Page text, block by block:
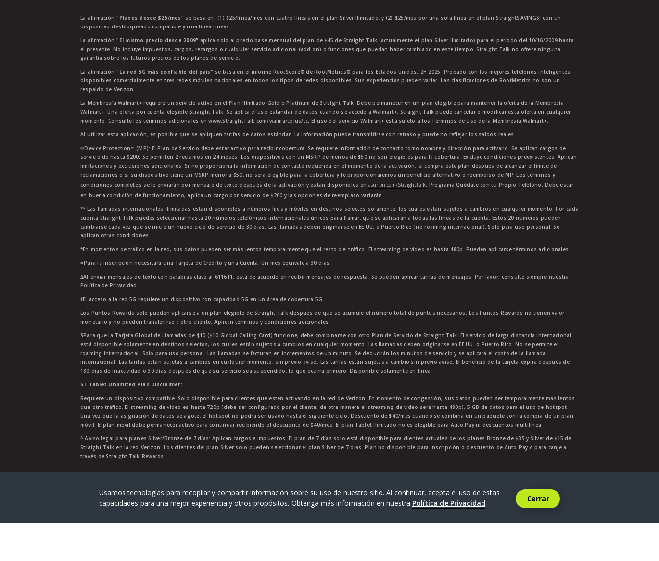
La afirmación"Planes desde $25/mes" se basa en: (1) $25/línea/mes con cuatro líneas en el plan Silver Ilimitado; y (2) $25/mes por una sola línea en el plan StraightSAVINGS! con un
dispositivo desbloqueado compatible y una línea nueva.
La afirmación"El mismo precio desde 2009" aplica solo al precio base mensual del plan de $45 de Straight Talk (actualmente el plan Silver Ilimitado) para el periodo del 10/16/2009 hasta
el presente. No incluye impuestos, cargos, recargos o cualquier servicio adicional (add on) o funciones que puedan haber cambiado en este tiempo. Straight Talk no ofrece ninguna
garantía sobre los futuros precios de los planes de servicio.
La afirmación"La red 5G más confiable del país" se basa en el informe RootScore® de RootMetrics® para los Estados Unidos: 2H 2025. Probado con los mejores teléfonos inteligentes
disponibles comercialmente en tres redes móviles nacionales en todos los tipos de redes disponibles. Sus experiencias pueden variar. Las clasificaciones de RootMetrics no son un
respaldo de Verizon.
La Membresía Walmart+ requiere un servicio activo en el Plan Ilimitado Gold o Platinum de Straight Talk. Debe permanecer en un plan elegible para mantener la oferta de la Membresía
Walmart+. Una oferta por cuenta elegible Straight Talk. Se aplica el uso estándar de datos cuando se accede a Walmart+. Straight Talk puede cancelar o modificar esta oferta en cualquier
momento. Consulte los términos adicionales en www.StraightTalk.com/walmartplus/tc. El uso del servicio Walmart+ está sujeto a los Términos de Uso de la Membresía Walmart+.
Al utilizar esta aplicación, es posible que se apliquen tarifas de datos estándar. La información puede transmitirse con retraso y puede no reflejar los saldos reales.
ŧŧDevice Protection™ (MP): El Plan de Servicio debe estar activo para recibir cobertura. Se requiere información de contacto como nombre y dirección para activarlo. Se aplican cargos de
servicio de hasta $200. Se permiten 2 reclamos en 24 meses. Los dispositivos con un MSRP de menos de $50 no son elegibles para la cobertura. Excluye condiciones preexistentes. Aplican
limitaciones y exclusiones adicionales. Si no proporciona la información de contacto requerida en el momento de la activación, si compra este plan después de alcanzar el límite de
reclamaciones o si su dispositivo tiene un MSRP menor a $50, no será elegible para la cobertura y le proporcionaremos un beneficio alternativo o reembolso de MP. Los términos y
condiciones completos se le enviarán por mensaje de texto después de la activación y están disponibles enasurion.com/StraightTalk. Programa Quédate con tu Propio Teléfono: Debe estar
en buena condición de funcionamiento, aplica un cargo por servicio de $200 y las opciones de reemplazo variarán.
** Las llamadas internacionales ilimitadas están disponibles a números fijos y móviles en destinos selectos solamente, los cuales están sujetos a cambios en cualquier momento. Por cada
cuenta Straight Talk puedes seleccionar hasta 20 números telefónicos internacionales únicos para llamar, que se aplicarán a todas las líneas de la cuenta. Estos 20 números pueden
cambiarse cada vez que se inicie un nuevo ciclo de servicio de 30 días. Las llamadas deben originarse en EE.UU. o Puerto Rico (no roaming internacional). Sólo para uso personal. Se
aplican otras condiciones.
*En momentos de tráfico en la red, sus datos pueden ser más lentos temporalmente que el resto del tráfico. El streaming de video es hasta 480p. Pueden aplicarse términos adicionales.
∞Para la inscripción necesitará una Tarjeta de Credito y una Cuenta, Un mes equivale a 30 dias.
∆Al enviar mensajes de texto con palabras clave al 611611, está de acuerdo en recibir mensajes de respuesta. Se pueden aplicar tarifas de mensajes. Por favor, consulte siempre nuestra
Política de Privacidad.
†El acceso a la red 5G requiere un dispositivo con capacidad 5G en un área de cobertura 5G.
Los Puntos Rewards solo pueden aplicarse a un plan elegible de Straight Talk después de que se acumule el número total de puntos necesarios. Los Puntos Rewards no tienen valor
monetario y no pueden transferirse a otro cliente. Aplican términos y condiciones adicionales.
§Para que la Tarjeta Global de Llamadas de $10 ($10 Global Calling Card) funcione, debe combinarse con otro Plan de Servicio de Straight Talk. El servicio de larga distancia internacional
está disponible solamente en destinos selectos, los cuales están sujetos a cambios en cualquier momento. Las llamadas deben originarse en EE.UU. o Puerto Rico. No se permite el
roaming internacional. Solo para uso personal. Las llamadas se facturan en incrementos de un minuto. Se deducirán los minutos de servicio y se aplicará el costo de la llamada
internacional. Las tarifas están sujetas a cambios en cualquier momento, sin previo aviso. Las tarifas están sujetas a cambio sin previo aviso. El beneficio de la tarjeta expira después de
180 días de inactividad o 30 días después de que su servicio sea suspendido, lo que ocurra primero. Disponible solamente en línea.
ST Tablet Unlimited Plan Disclaimer:
Requiere un dispositivo compatible. Solo disponible para clientes que estén activando en la red de Verizon. En momento de congestión, sus datos pueden ser temporalmente más lentos
que otro tráfico. El streaming de video es hasta 720p (debe ser configurado por el cliente, de otra manera el streaming de video será hasta 480p). 5 GB de datos para el uso de hotspot.
Una vez que la asignación de datos se agote, el hotspot no podrá ser usado hasta el siguiente ciclo. Descuento de $40/mes cuando se combina en un paquete con la compra de un plan
móvil. El plan móvil debe permanecer activo para continuar recibiendo el descuento de $40/mes. El plan Tablet Ilimitado no es elegible para Auto Pay ni descuentos multilínea.
^ Aviso legal para planes Silver/Bronze de 7 días: Aplican cargos e impuestos. El plan de 7 días solo está disponible para clientes actuales de los planes Bronze de $35 y Silver de $45 de
Straight Talk en la red Verizon. Los clientes del plan Silver solo pueden seleccionar el plan Silver de 7 días. Plan no disponible para inscripción o descuento de Auto Pay o para canje a
través de Straight Talk Rewards.
Straight Talk® es una marca registrada de TracFone Wireless, Inc., una empresa de Verizon.2026.
Usamos tecnologías para recopilar y compartir información sobre su uso de nuestro sitio. Al continuar, acepta el uso de estas
capacidades para una mejor experiencia y otros propósitos. Obtenga más información en nuestra Política de Privacidad. Cerrar